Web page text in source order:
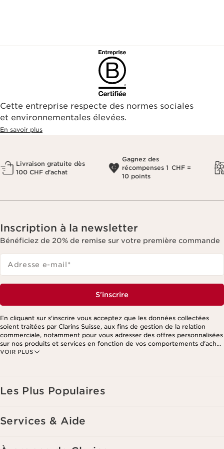
Cette entreprise respecte des normes sociales
et environnementales élevées.
En savoir plus
Livraison gratuite dès
100 CHF d’achat
Gagnez des
récompenses 1 CHF =
10 points
Inscription à la newsletter
Bénéficiez de 20% de remise sur votre première commande
Adresse e-mail*
S'inscrire
VOIR PLUS
En cliquant sur s'inscrire vous acceptez que les données collectées
soient traitées par Clarins Suisse, aux fins de gestion de la relation
commerciale, notamment pour vous adresser des offres personnalisées
sur nos produits et services en fonction de vos comportements d'achat,
de vos habitudes et/ou de vos centres d'intérêts, y compris par
Ces informations sont traitées par Clarins et ses prestataires pour le
traitement de votre commande, à des fins de gestion de la relation
programme beauté personnalisé. Les données sont conservées
suppression et de portabilité des informations vous concernant ainsi
Les Plus Populaires
Services & Aide